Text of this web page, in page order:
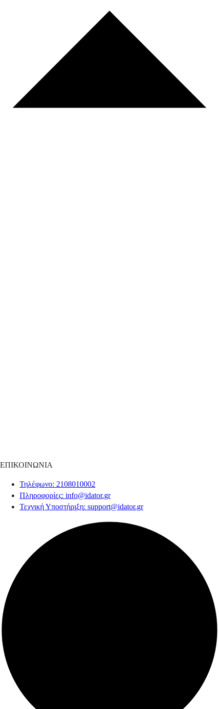
ΕΠΙΚΟΙΝΩΝΙΑ
Τηλέφωνο: 2108010002
Πληροφορίες: info@idator.gr
Τεχνική Υποστήριξη: support@idator.gr